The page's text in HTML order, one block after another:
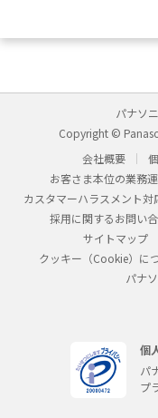
パナソ
Copyright ©
会社概要
お客さま本位の業務
カスタマーハラスメント対
採用に関するお問い
サイトマップ
クッキー（Cookie）に
パナ
個
パ
プ